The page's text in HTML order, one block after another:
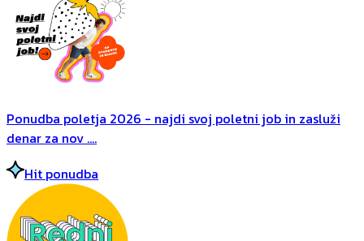
Ponudba poletja 2026 - najdi svoj poletni job in zasluži
denar za nov ....
Hit ponudba